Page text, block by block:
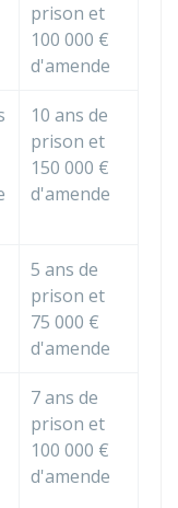
prison et
100 000 €
d'amende
10 ans de
prison et
150 000 €
d'amende
5 ans de
prison et
75 000 €
d'amende
7 ans de
prison et
100 000 €
d'amende